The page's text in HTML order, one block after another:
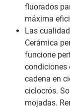
fluorados
máxima
Las
Cerámica
funcione
condiciones
cadena en
ciclocrós.
mojadas.